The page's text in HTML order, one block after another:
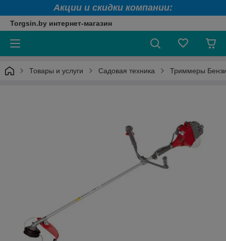
Акции и скидки компании:
Torgsin.by интернет-магазин
Товары и услуги Садовая техника Триммеры